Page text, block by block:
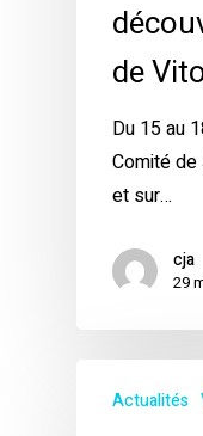
de
Du 15 au
Comité de
et sur…
cja
29
Actualités